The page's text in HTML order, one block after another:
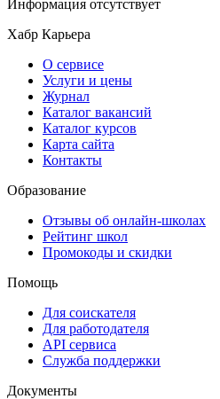
Информация отсутствует
Хабр Карьера
О сервисе
Услуги и цены
Журнал
Каталог вакансий
Каталог курсов
Карта сайта
Контакты
Образование
Отзывы об онлайн-школах
Рейтинг школ
Промокоды и скидки
Помощь
Для соискателя
Для работодателя
API сервиса
Служба поддержки
Документы